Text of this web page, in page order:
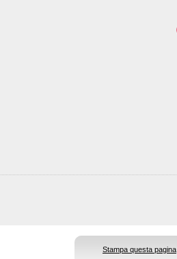
Stampa questa pagina